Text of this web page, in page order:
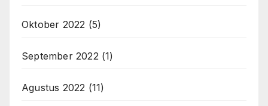
Oktober 2022 (5)
September 2022(1)
Agustus 2022 (11)